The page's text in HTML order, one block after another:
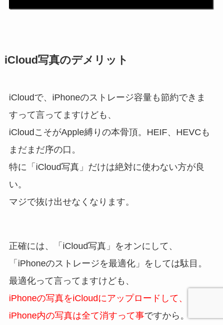
iCloud写真のデメリット
iCloudで、iPhoneのストレージ容量も節約できま
すって言ってますけども、
iCloudこそがApple縛りの本骨頂。HEIF、HEVCも
まだまだ序の口。
特に「iCloud写真」だけは絶対に使わない方が良
い。
マジで抜け出せなくなります。
正確には、「iCloud写真」をオンにして、
「iPhoneのストレージを最適化」をしては駄目。
最適化って言ってますけども、
iPhoneの写真をiCloudにアップロードして、
iPhone内の写真は全て消すって事ですから。